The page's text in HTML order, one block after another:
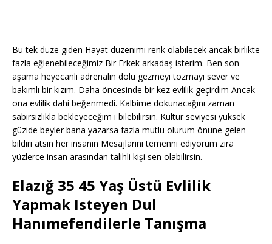
Bu tek düze giden Hayat düzenimi renk olabilecek ancak birlikte
fazla eğlenebileceğimiz Bir Erkek arkadaş isterim. Ben son
aşama heyecanlı adrenalin dolu gezmeyi tozmayı sever ve
bakımlı bir kızım. Daha öncesinde bir kez evlilik geçirdim Ancak
ona evlilik dahi beğenmedi. Kalbime dokunacağını zaman
sabırsızlıkla bekleyeceğim i bilebilirsin. Kültür seviyesi yüksek
güzide beyler bana yazarsa fazla mutlu olurum önüne gelen
bildiri atsın her insanın Mesajlarını temenni ediyorum zira
yüzlerce insan arasından talihli kişi sen olabilirsin.
Elazığ 35 45 Yaş Üstü Evlilik
Yapmak Isteyen Dul
Hanımefendilerle Tanışma